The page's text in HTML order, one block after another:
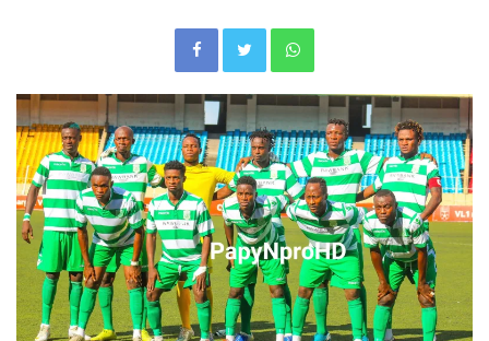
FacebookTwitterWhatsApp